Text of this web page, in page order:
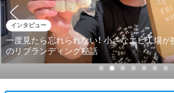
インタビュー
一度見たら忘れられない！ 小さなエビ工場が
のリブランディング秘話